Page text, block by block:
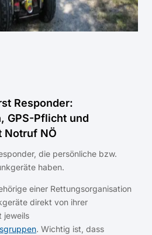
Responder:
GPS-Pflicht und
Notruf NÖ
die persönliche bzw.
haben.
einer Rettungsorganisation
direkt von ihrer
jeweils
. Wichtig ist, dass